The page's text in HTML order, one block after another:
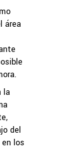
área
la
del
los